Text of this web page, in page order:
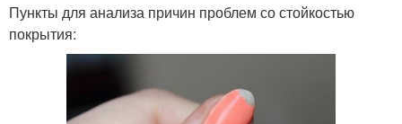
Пункты для анализа причин проблем со стойкостью
покрытия: